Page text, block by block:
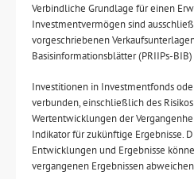
Verbindliche Grundlage für einen
Investmentvermögen sind
vorgeschriebenen
Basisinformationsblätter (PRIIPs-
Investitionen in Investmentfonds
verbunden, einschließlich des
Wertentwicklungen der
Indikator für zukünftige Ergebnisse.
Entwicklungen und Ergebnisse
vergangenen Ergebnissen